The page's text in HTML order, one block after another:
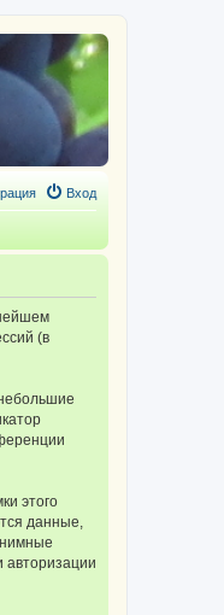
Вход
(в
этого
данные,